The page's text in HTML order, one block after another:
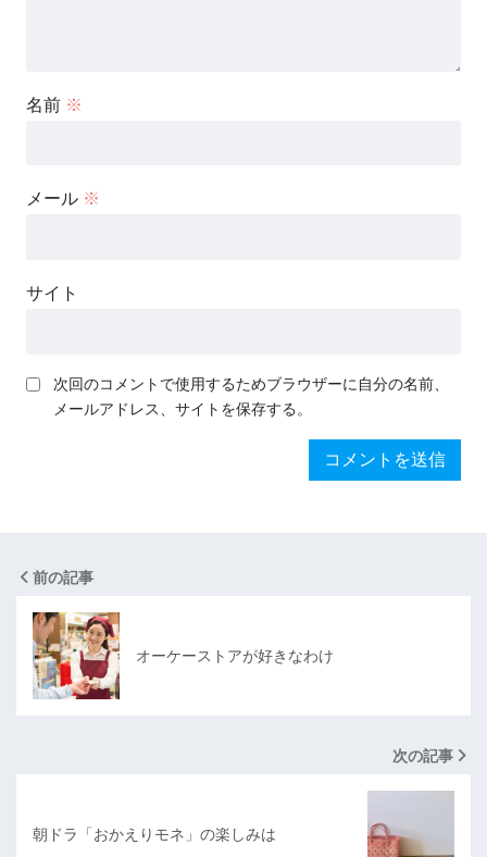
名前 ※
メール ※
サイト
次回のコメントで使用するためブラウザーに自分の名前、
メールアドレス、サイトを保存する。
前の記事
オーケーストアが好きなわけ
次の記事
朝ドラ「おかえりモネ」の楽しみは